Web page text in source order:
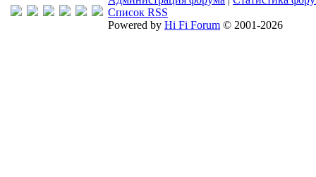
Список RSS
Powered by Hi Fi Forum © 2001-2026